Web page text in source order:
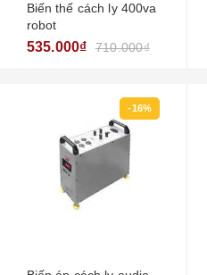
Biến thế cách ly 400va
robot
535.000₫ 710.000₫
-16%
Ổn áp 1 pha lioa drii-
7500 ii ( 50v- 250v)
new2020
6.200.000₫